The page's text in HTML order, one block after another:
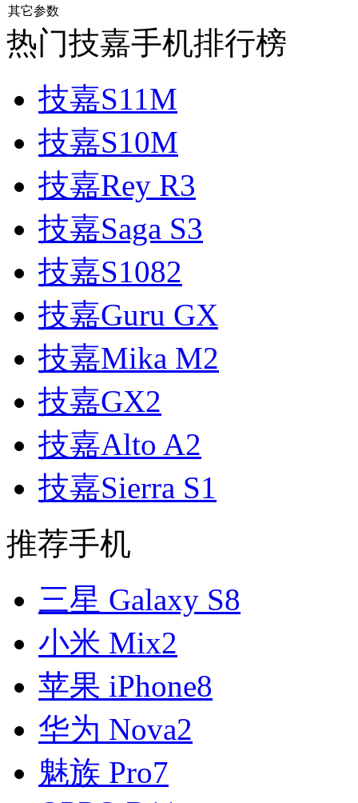
其它参数
热门技嘉手机排行榜
技嘉S11M
技嘉S10M
技嘉Rey R3
技嘉Saga S3
技嘉S1082
技嘉Guru GX
技嘉Mika M2
技嘉GX2
技嘉Alto A2
技嘉Sierra S1
推荐手机
三星 Galaxy S8
小米 Mix2
苹果 iPhone8
华为 Nova2
魅族 Pro7